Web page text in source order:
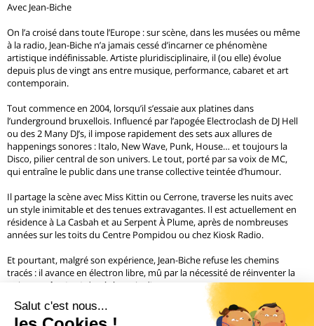
Avec Jean-Biche
On l’a croisé dans toute l’Europe : sur scène, dans les musées ou même
à la radio, Jean-Biche n’a jamais cessé d’incarner ce phénomène
artistique indéfinissable. Artiste pluridisciplinaire, il (ou elle) évolue
depuis plus de vingt ans entre musique, performance, cabaret et art
contemporain.
Tout commence en 2004, lorsqu’il s’essaie aux platines dans
l’underground bruxellois. Influencé par l’apogée Electroclash de DJ Hell
ou des 2 Many DJ’s, il impose rapidement des sets aux allures de
happenings sonores : Italo, New Wave, Punk, House… et toujours la
Disco, pilier central de son univers. Le tout, porté par sa voix de MC,
qui entraîne le public dans une transe collective teintée d’humour.
Il partage la scène avec Miss Kittin ou Cerrone, traverse les nuits avec
un style inimitable et des tenues extravagantes. Il est actuellement en
résidence à La Casbah et au Serpent À Plume, après de nombreuses
années sur les toits du Centre Pompidou ou chez Kiosk Radio.
Et pourtant, malgré son expérience, Jean-Biche refuse les chemins
tracés : il avance en électron libre, mû par la nécessité de réinventer la
nuit — maître(sse) de cérémonie d’un autre genre
Dans le Kid